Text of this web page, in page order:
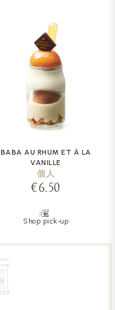
BABA AU RHUM ET À LA
VANILLE
個人
€6.50
Shop pick-up